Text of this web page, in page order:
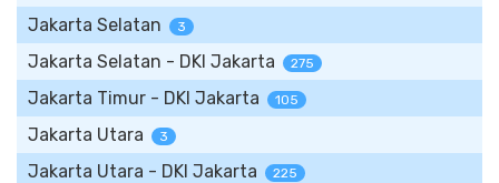
Jakarta Selatan 3
Jakarta Selatan - DKI Jakarta 275
Jakarta Timur - DKI Jakarta 105
Jakarta Utara 3
Jakarta Utara - DKI Jakarta 225